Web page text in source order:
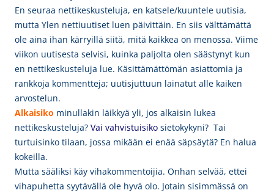
En seuraa nettikeskusteluja, en katsele/kuuntele uutisia,
mutta Ylen nettiuutiset luen päivittäin. En siis välttämättä
ole aina ihan kärryillä siitä, mitä kaikkea on menossa. Viime
viikon uutisesta selvisi, kuinka paljolta olen säästynyt kun
en nettikeskusteluja lue. Käsittämättömän asiattomia ja
rankkoja kommentteja; uutisjuttuun lainatut alle kaiken
arvostelun.
Alkaisiko minullakin läikkyä yli, jos alkaisin lukea
nettikeskusteluja? Vai vahvistuisiko sietokykyni? Tai
turtuisinko tilaan, jossa mikään ei enää säpsäytä? En halua
kokeilla.
Mutta sääliksi käy vihakommentoijia. Onhan selvää, ettei
vihapuhetta syytävällä ole hyvä olo. Jotain sisimmässä on